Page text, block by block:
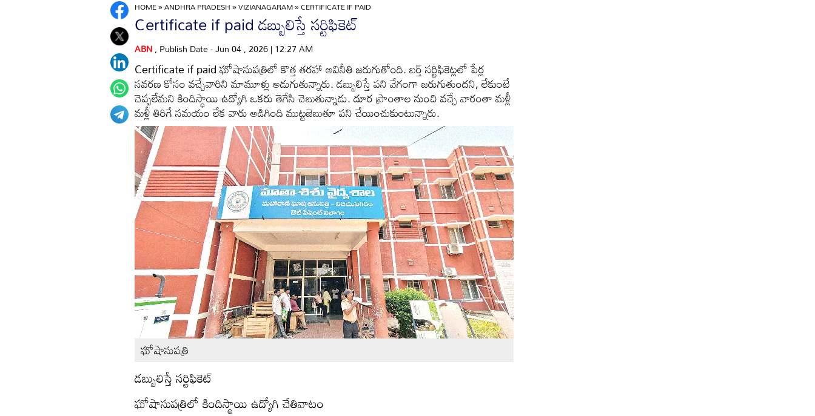
HOME»ANDHRA PRADESH»VIZIANAGARAM»CERTIFICATE IF PAID
Certificate if paid డబ్బులిస్తే సర్టిఫికెట్‌
ABN, Publish Date - Jun 04 , 2026 | 12:27 AM
Certificate if paid ఘోషాసుపత్రిలో కొత్త తరహా అవినీతి జరుగుతోంది. బర్త్‌ సర్టిఫికెట్లలో పేర్ల
సవరణ కోసం వచ్చేవారిని మామూళ్లు అడుగుతున్నారు. డబ్బులిస్తే పని వేగంగా జరుగుతుందని, లేకుంటే
చెప్పలేమని కిందిస్థాయి ఉద్యోగి ఒకరు తెగేసి చెబుతున్నాడు. దూర ప్రాంతాల నుంచి వచ్చే వారంతా మళ్లీ
మళ్లీ తిరిగే సమయం లేక వారు అడిగింది ముట్టజెబుతూ పని చేయించుకుంటున్నారు.
ఘోషాసుపత్రి
డబ్బులిస్తే సర్టిఫికెట్‌
ఘోషాసుపత్రిలో కిందిస్థాయి ఉద్యోగి చేతివాటం